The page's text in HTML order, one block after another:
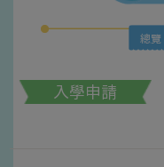
總覽
入學申請